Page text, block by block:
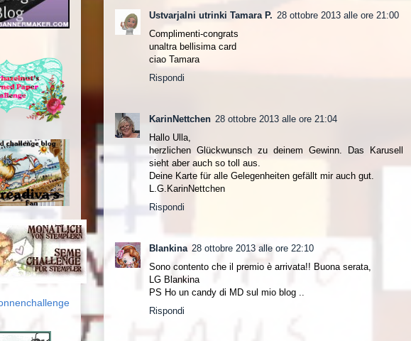
Ustvarjalni utrinki Tamara P. 28 ottobre 2013 alle ore 21:00
Complimenti-congrats
unaltra bellisima card
ciao Tamara
Rispondi
KarinNettchen 28 ottobre 2013 alle ore 21:04
Hallo Ulla,
herzlichen Glückwunsch zu deinem Gewinn. Das Karusell
sieht aber auch so toll aus.
Deine Karte für alle Gelegenheiten gefällt mir auch gut.
L.G.KarinNettchen
Rispondi
Blankina 28 ottobre 2013 alle ore 22:10
Sono contento che il premio è arrivata!! Buona serata,
LG Blankina
PS Ho un candy di MD sul mio blog ..
Rispondi